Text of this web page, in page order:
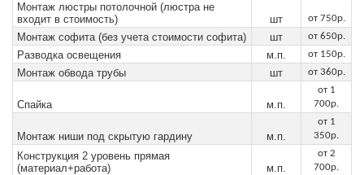
Монтаж люстры потолочной (люстра не
входит в стоимость)
шт от 750р.
Монтаж софита (без учета стоимости софита) шт от 650р.
Разводка освещения м.п. от 150р.
Монтаж обвода трубы шт от 360р.
Спайка м.п.
от 1
700р.
Монтаж ниши под скрытую гардину м.п.
от 1
350р.
Конструкция 2 уровень прямая
(материал+работа)
м.п.
от 2
700р.